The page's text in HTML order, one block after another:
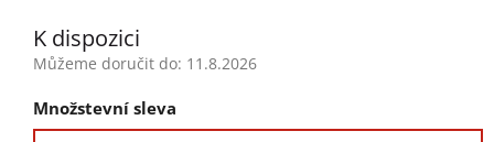
K dispozici
Můžeme doručit do: 11.8.2026
Množstevní sleva